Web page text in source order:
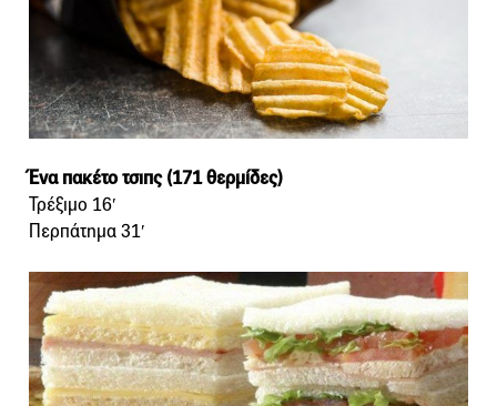
Ένα πακέτο τσιπς (171 θερμίδες)
Τρέξιμο 16′
Περπάτημα 31′